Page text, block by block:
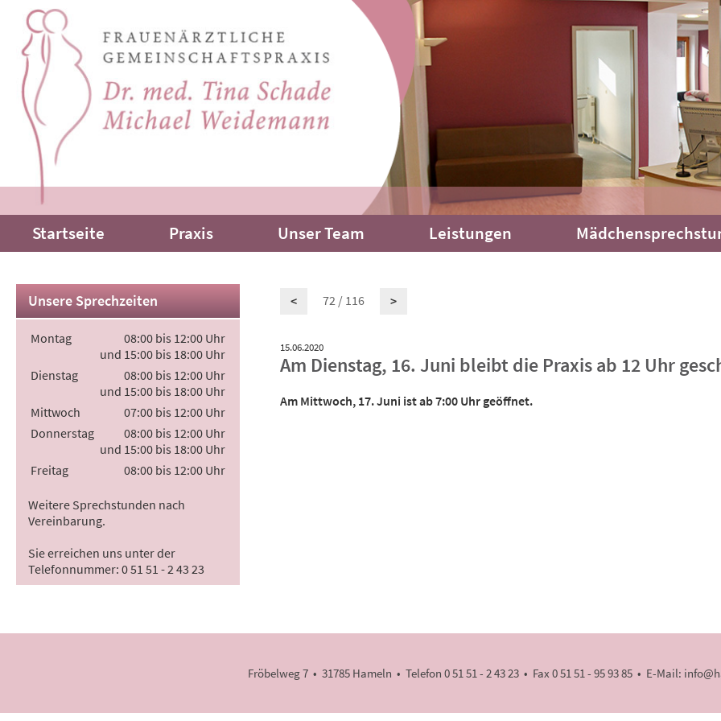
Startseite Praxis Unser Team Leistungen
Unsere Sprechzeiten
Montag
08:00 bis 12:00 Uhr
und 15:00 bis 18:00 Uhr
Dienstag
08:00 bis 12:00 Uhr
und 15:00 bis 18:00 Uhr
Mittwoch
07:00 bis 12:00 Uhr
Donnerstag
08:00 bis 12:00 Uhr
und 15:00 bis 18:00 Uhr
Freitag
08:00 bis 12:00 Uhr
Weitere Sprechstunden nach
Vereinbarung.
Sie erreichen uns unter der
Telefonnummer: 0 51 51 - 2 43 23
< 72 / 116 >
15.06.2020
Am Dienstag, 16. Juni bleibt die Praxis ab 12 Uhr
Am Mittwoch, 17. Juni ist ab 7:00 Uhr geöffnet.
Fröbelweg 7 • 31785 Hameln • Telefon 0 51 51 - 2 43 23 • Fax 0 51 51 - 95 93 85 • E-Mail: